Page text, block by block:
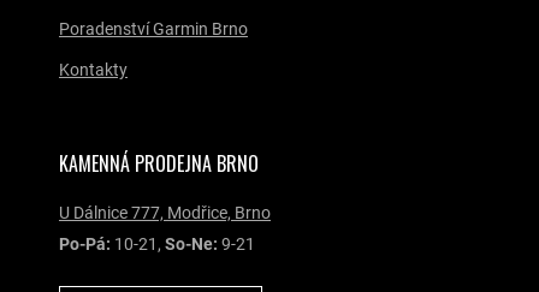
KAMENNÁ PRODEJNA BRNO
U Dálnice 777, Modřice, Brno
Po-Pá: 10-21, So-Ne: 9-21
Poradenství Garmin Brno
Kontakty